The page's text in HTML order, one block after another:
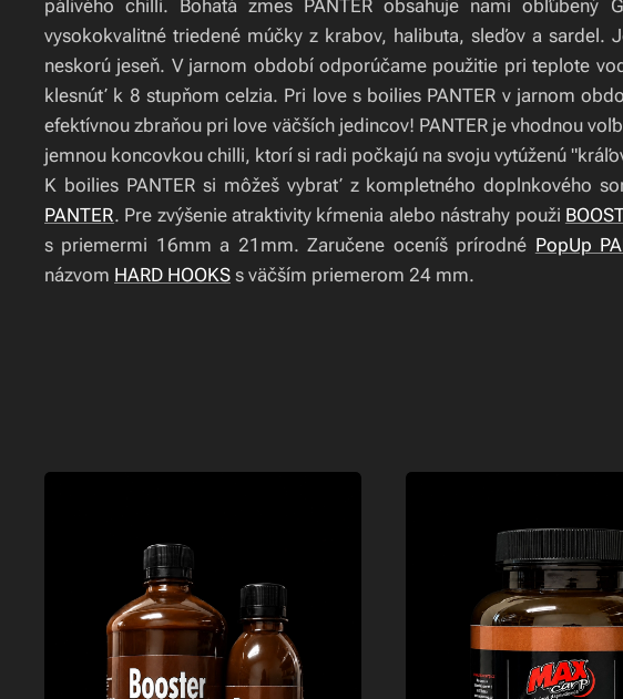
čas: jún, lokalita: vodná nádrž, kŕmenie: lokálne s boilies
PANTER
pálivého chilli. Bohatá zmes PANTER obsahuje nami
vysokokvalitné triedené múčky z krabov, halibuta, sleďov a
neskorú jeseň. V jarnom období odporúčame použitie pri teplote
klesnúť k 8 stupňom celzia. Pri love s boilies PANTER v jarnom
efektívnou zbraňou pri love väčších jedincov! PANTER je vhodnou
jemnou koncovkou chilli, ktorí si radi počkajú na svoju vytúženú
K boilies PANTER si môžeš vybrať z kompletného doplnkového
PANTER. Pre zvýšenie atraktivity kŕmenia alebo nástrahy použi
s priemermi 16mm a 21mm. Zaručene oceníš prírodné PopUp
názvom HARD HOOKS s väčším priemerom 24 mm.